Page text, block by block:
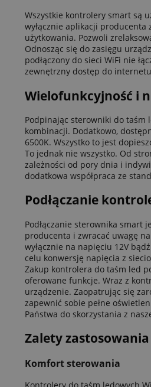
Wszystkie kontrolery smart są
wyłącznie aplikacji
użytkowania. Pozwoli
Odnosząc się do zasięgu
podłączony do sieci WiFi nie
zewnętrzny dostęp do
Wielofunkcyjność i
Podpinając sterowniki do taśm
kombinacji. Dodatkowo,
6500K. Wszystko to jest
To jednak nie wszystko. Od
zależności od pory dnia i
dodatkowa współpraca ze
Podłączanie
Podłączanie sterownika smart
producenta i zwracać uwagę
wyłącznie na napięciu 12V
celu konwersję napięcia z
Zakup kontrolera do taśm led
oferowane funkcje. Wraz z
urządzenie. Zaopatrując się
zapewnić sobie pełne
Państwa do skorzystania z
Zalety
Komfort sterowania